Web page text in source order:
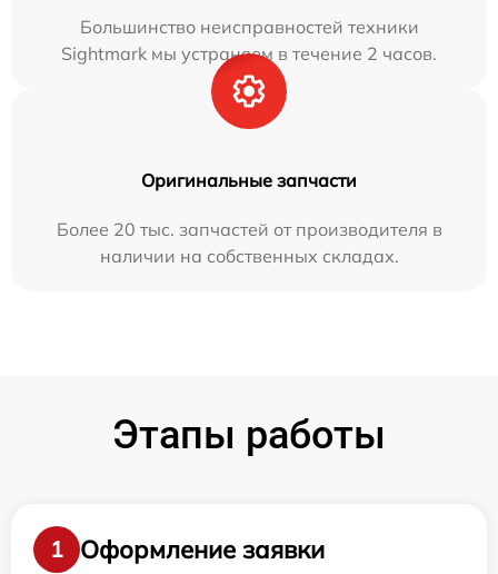
Большинство неисправностей техники
Sightmark мы устраняем в течение 2 часов.
Оригинальные запчасти
Более 20 тыс. запчастей от производителя в
наличии на собственных складах.
Этапы работы
1
Оформление заявки